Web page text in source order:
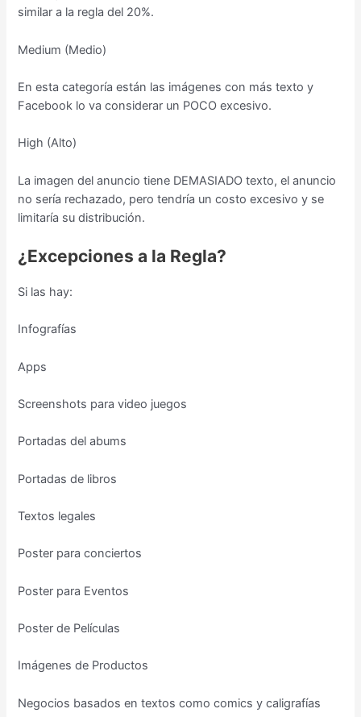
similar a la regla del 20%.
Medium (Medio)
En esta categoría están las imágenes con más texto y
Facebook lo va considerar un POCO excesivo.
High (Alto)
La imagen del anuncio tiene DEMASIADO texto, el anuncio
no sería rechazado, pero tendría un costo excesivo y se
limitaría su distribución.
¿Excepciones a la Regla?
Si las hay:
Infografías
Apps
Screenshots para video juegos
Portadas del abums
Portadas de libros
Textos legales
Poster para conciertos
Poster para Eventos
Poster de Películas
Imágenes de Productos
Negocios basados en textos como comics y caligrafías